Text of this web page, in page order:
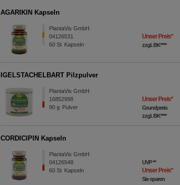
AGARIKIN Kapseln
PlantaVis GmbH
04126531
60St Kapseln
Unser Preis*
zzgl. BK****
IGELSTACHELBART Pilzpulver
PlantaVis GmbH
16852998
90g Pulver
Unser Preis*
Grundpreis
zzgl. BK****
CORDICIPIN Kapseln
PlantaVis GmbH
04126548
60St Kapseln
UVP**
Unser Preis*
Sie sparen